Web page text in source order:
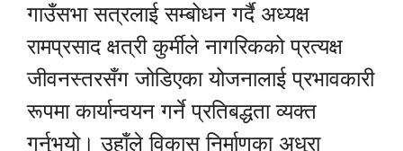
गाउँसभा सत्रलाई सम्बोधन गर्दै अध्यक्ष
रामप्रसाद क्षत्री कुर्मीले नागरिकको प्रत्यक्ष
जीवनस्तरसँग जोडिएका योजनालाई प्रभावकारी
रूपमा कार्यान्वयन गर्ने प्रतिबद्धता व्यक्त
गर्नुभयो। उहाँले विकास निर्माणका अधुरा